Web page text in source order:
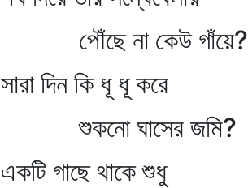
পৌঁছে না কেউ গাঁয়ে?
সারা দিন কি ধূ ধূ করে
শুকনো ঘাসের জমি?
একটি গাছে থাকে শুধু